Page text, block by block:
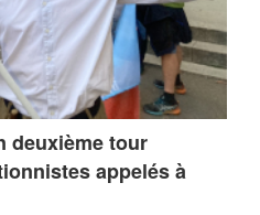
deuxième tour
appelés à